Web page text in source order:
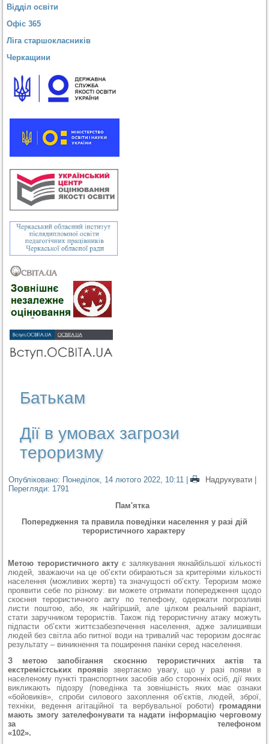
Відділ освіти
Офіс 365
Ліга старшокласників
Черкащини
Батькам
Дії в умовах загрози
тероризму
Опубліковано: Понеділок, 14 лютого 2022, 10:11 | Надрукувати
Перегляди: 1791
Пам'ятка
Попередження та правила поведінки населення у разі дій
терористичного характеру
Метою терористичного акту є залякування якнайбільшої кількості
людей, зважаючи на це об’єкти обираються за критеріями кількості
населення (можливих жертв) та значущості об’єкту.Тероризм може
проявити себе по різному: ви можете отримати попередження щодо
скоєння терористичного акту по телефону, одержати погрозливі
листи поштою, або, як найгірший, але цілком реальний варіант,
стати заручником терористів. Також під терористичну атаку можуть
підпасти об’єкти життєзабезпечення населення, адже залишивши
людей без світла або питної води на тривалий час тероризм досягає
результату – виникнення та поширення паніки серед населення.
З метою запобігання скоєнню терористичних актів та
екстремістських проявів звертаємо увагу, що у разі появи в
населеному пункті транспортних засобів або сторонніх осіб, дії яких
викликають підозру (поведінка та зовнішність яких має ознаки
«бойовиків», спроби силового захоплення об’єктів, людей, зброї,
техніки, ведення агітаційної та вербувальної роботи) громадяни
мають змогу зателефонувати та надати інформацію черговому
за телефоном
«102».